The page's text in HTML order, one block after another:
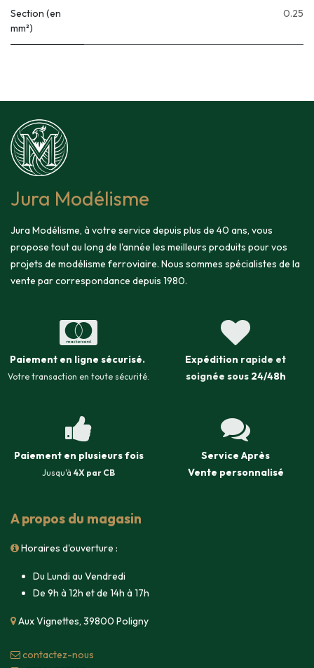
Section (en
mm²)
0.25
Jura Modélisme
Jura Modélisme, à votre service depuis plus de 40 ans, vous
propose tout au long de l'année les meilleurs produits pour vos
projets de modélisme ferroviaire. Nous sommes spécialistes de la
vente par correspondance depuis 1980.
Paiement en ligne sécurisé.
Votre transaction en toute sécurité.
Expédition rapide et
soignée sous 24/48h
Paiement en plusieurs fois
Jusqu'à 4X par CB
Service Après
Vente personnalisé
A propos du magasin
Horaires d'ouverture :
Du Lundi au Vendredi
De 9h à 12h et de 14h à 17h
Aux Vignettes, 39800 Poligny
contacte​z-nous